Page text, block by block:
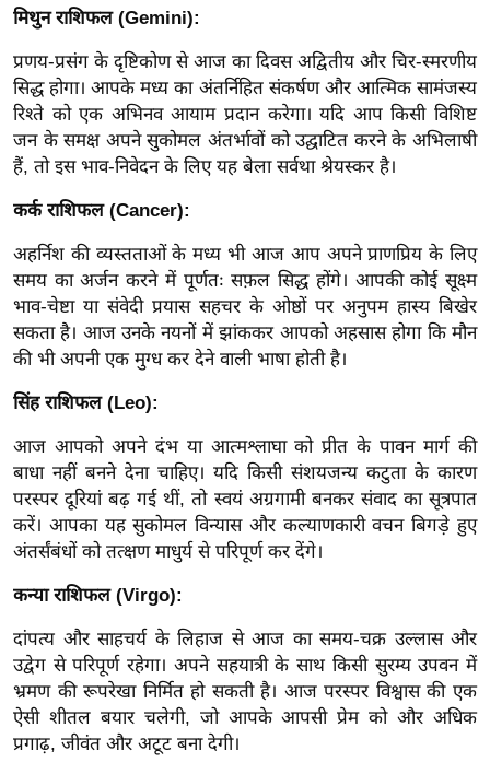
श
य
त
यं
ग
इं
या
सा
हि
त्य
ज
ग
ऑ
टो
व
र्ल्ड
न्यू
ब्री
फ
म
नो
मिथुन राशिफल (Gemini):
प्रणय-प्रसंग के दृष्टिकोण से आज का दिवस अद्वितीय और चिर-स्मरणीय
सिद्ध होगा। आपके मध्य का अंतर्निहित संकर्षण और आत्मिक सामंजस्य
रिश्ते को एक अभिनव आयाम प्रदान करेगा। यदि आप किसी विशिष्ट
जन के समक्ष अपने सुकोमल अंतर्भावों को उद्घाटित करने के अभिलाषी
हैं, तो इस भाव-निवेदन के लिए यह बेला सर्वथा श्रेयस्कर है।
कर्क राशिफल (Cancer):
अहर्निश की व्यस्तताओं के मध्य भी आज आप अपने प्राणप्रिय के लिए
समय का अर्जन करने में पूर्णतः सफ़ल सिद्ध होंगे। आपकी कोई सूक्ष्म
भाव-चेष्टा या संवेदी प्रयास सहचर के ओष्ठों पर अनुपम हास्य बिखेर
सकता है। आज उनके नयनों में झांककर आपको अहसास होगा कि मौन
की भी अपनी एक मुग्ध कर देने वाली भाषा होती है।
सिंह राशिफल (Leo):
आज आपको अपने दंभ या आत्मश्लाघा को प्रीत के पावन मार्ग की
बाधा नहीं बनने देना चाहिए। यदि किसी संशयजन्य कटुता के कारण
परस्पर दूरियां बढ़ गई थीं, तो स्वयं अग्रगामी बनकर संवाद का सूत्रपात
करें। आपका यह सुकोमल विन्यास और कल्याणकारी वचन बिगड़े हुए
अंतर्संबंधों को तत्क्षण माधुर्य से परिपूर्ण कर देंगे।
कन्या राशिफल (Virgo):
दांपत्य और साहचर्य के लिहाज से आज का समय-चक्र उल्लास और
उद्वेग से परिपूर्ण रहेगा। अपने सहयात्री के साथ किसी सुरम्य उपवन में
भ्रमण की रूपरेखा निर्मित हो सकती है। आज परस्पर विश्वास की एक
ऐसी शीतल बयार चलेगी, जो आपके आपसी प्रेम को और अधिक
प्रगाढ़, जीवंत और अटूट बना देगी।